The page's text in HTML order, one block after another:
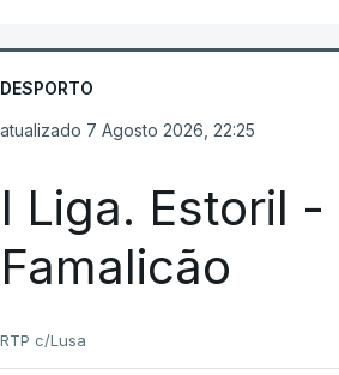
DESPORTO
atualizado 7 Agosto 2026, 22:25
I Liga. Estoril -
Famalicão
RTP c/Lusa